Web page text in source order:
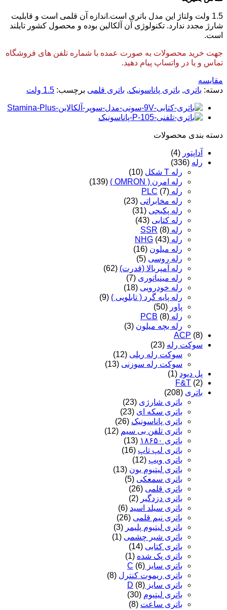
1.5 ولت ولتاژ این مدل باتری است.اندازه آن قلمی است و قابلیت
شارژ مجدد ندارد. تکنولوژی آن آلکالین بوده و محصول کشور تایلند
است.
جهت خرید محصولات به صورت عمده با شماره تلفن های فروشگاه
تماس و یا در واتساپ پیام دهید.
مقایسه
دسته: باتری, باتری پاناسونیک, باتری قلمی برچسب: 1.5 ولت
دسته‌ بندی محصولات
آداپتور (4)
رله (336)
رله T شکل
(10)
رله امرن ( OMRON )
(139)
رله PLC (7)
رله مخابراتی (23)
رله پکیجی (31)
رله کتابی (43)
رله SSR (8)
رله NHG (43)
رله میلون (16)
رله روسی (5)
رله آمپربالا (قدرت) (62)
رله مینیاتوری (7)
رله خودرویی (18)
رله پایه گرد ( تابلویی ) (9)
پاور (50)
رله PCB (8)
رله بچه میلون (3)
ACP (8)
سوکت رله (23)
سوکت رله ریلی (12)
سوکت رله سوزنی (13)
پل دیود (1)
F&T (2)
باتری (208)
باتری شارژی (23)
باتری سکه ای (23)
باتری پاناسونیک (26)
باتری تلفن بی سیم (12)
باتری ۱۸۶۵۰
(13)
باتری لپ تاپ (16)
باتری ویپ (12)
باتری لیتیوم یون (13)
باتری سمعکی (5)
باتری قلمی (26)
باتری دزدگیر (2)
باتری سیلد اسید (6)
باتری نیم قلمی (26)
باتری لیتیوم پلیمر (3)
باتری شیر چشمی (1)
باتری کتابی (14)
باتری پک شده (1)
باتری سایز C (6)
باتری ریموت کنترل (8)
باتری سایز D (8)
باتری لیتیوم (30)
باتری ساعت (8)